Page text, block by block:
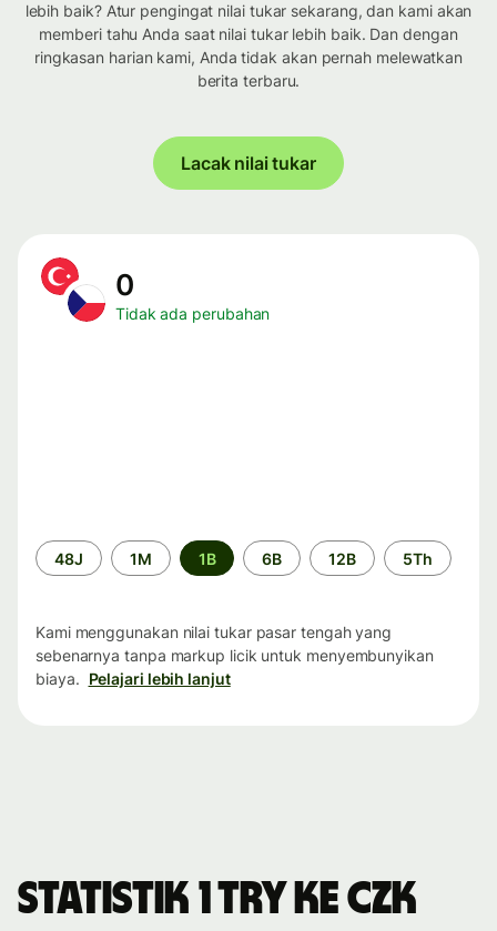
lebih baik? Atur pengingat nilai tukar sekarang, dan kami akan
memberi tahu Anda saat nilai tukar lebih baik. Dan dengan
ringkasan harian kami, Anda tidak akan pernah melewatkan
berita terbaru.
Lacak nilai tukar
0
Tidak ada perubahan
Periode
waktu
48J 1M 1B 6B 12B 5Th
Kami menggunakan nilai tukar pasar tengah yang
sebenarnya tanpa markup licik untuk menyembunyikan
biaya. Pelajari lebih lanjut
Statistik 1 TRY ke CZK